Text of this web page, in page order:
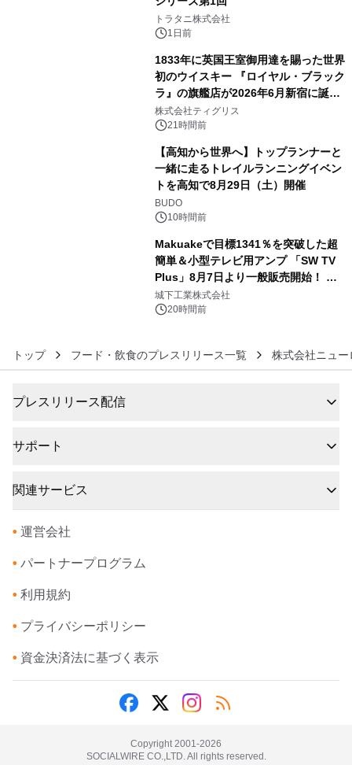
トラタニ株式会社
1日前
1833年に英国王室御用達を賜った世界
初のウイスキー 『ロイヤル・ブラック
ラ』の旗艦店が2026年6月新宿に誕
生 バカルディ ジャパンと連携した
没入型バー「BAR Arca」
株式会社ティグリス
21時間前
【高知から世界へ】トップランナーと
一緒に走るトレイルランニングイベン
トを高知で8月29日（土）開催
BUDO
10時間前
Makuakeで目標1341％を突破した超
簡単＆小型テレビ用アンプ 「SW TV
Plus」8月7日より一般販売開始！ ケ
ーブル1本つなぐだけ、テレビの音が
ぐっと豊かに
城下工業株式会社
20時間前
トップ フード・飲食のプレスリリース一覧 株式会社ニュー
プレスリリース配信
サポート
関連サービス
• 運営会社
• パートナープログラム
• 利用規約
• プライバシーポリシー
• 資金決済法に基づく表示
Copyright 2001-2026
SOCIALWIRE CO.,LTD. All rights reserved.